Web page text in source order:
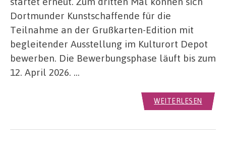
Dortmunder Kunstschaffende für die
Teilnahme an der Grußkarten-Edition mit
begleitender Ausstellung im Kulturort Depot
bewerben. Die Bewerbungsphase läuft bis zum
12. April 2026. …
WEITERLESEN